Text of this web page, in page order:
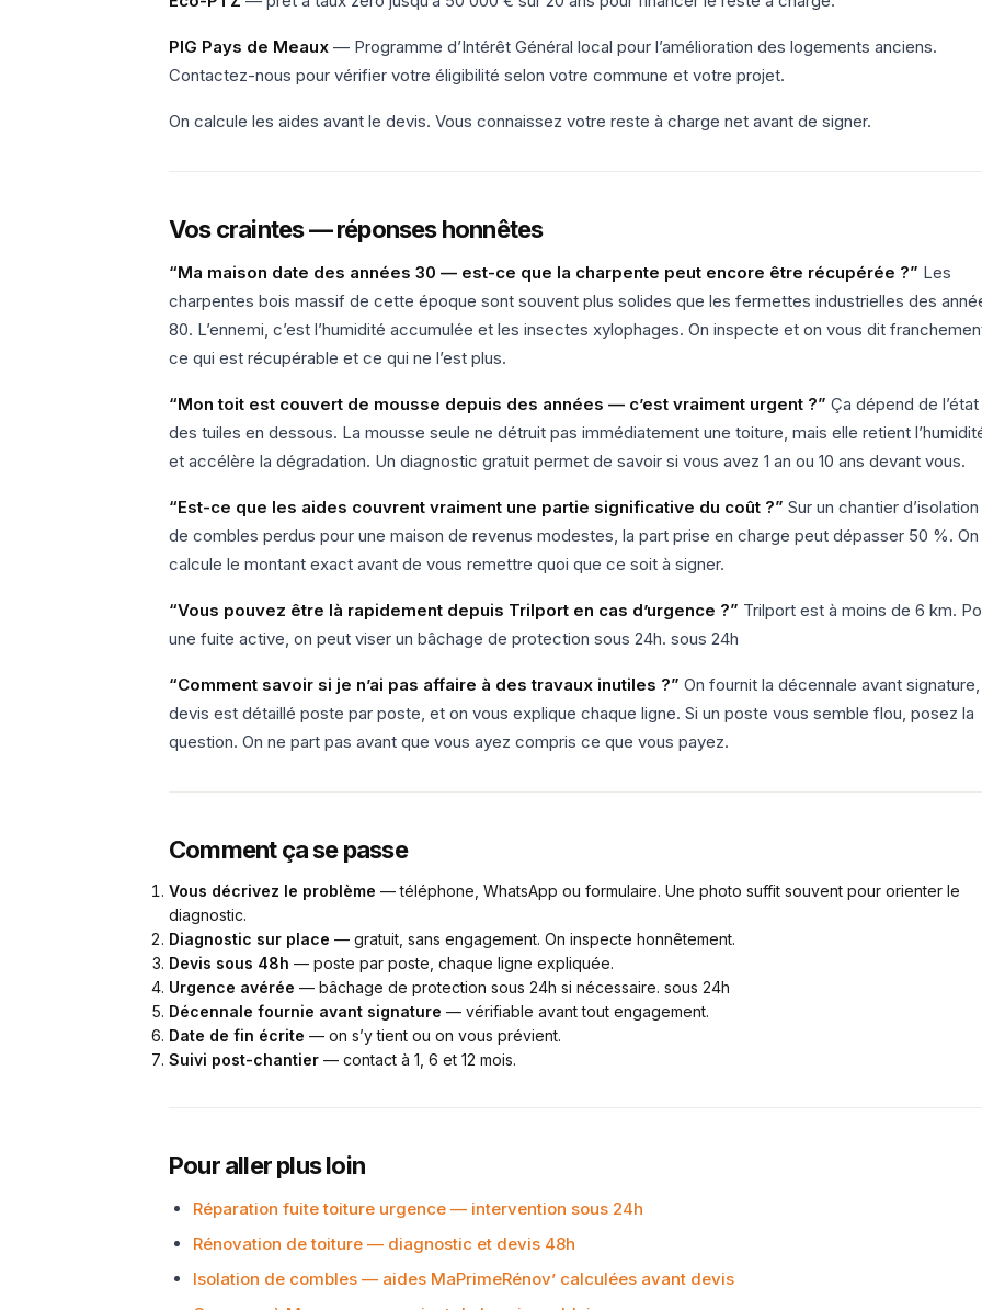
PIG Pays de Meaux — Programme d’Intérêt Général local pour l’amélioration des logements anciens.
Contactez-nous pour vérifier votre éligibilité selon votre commune et votre projet.
On calcule les aides avant le devis. Vous connaissez votre reste à charge net avant de signer.
Vos craintes — réponses honnêtes
“Ma maison date des années 30 — est-ce que la charpente peut encore être récupérée ?” Les
charpentes bois massif de cette époque sont souvent plus solides que les fermettes industrielles des
80. L’ennemi, c’est l’humidité accumulée et les insectes xylophages. On inspecte et on vous dit
ce qui est récupérable et ce qui ne l’est plus.
“Mon toit est couvert de mousse depuis des années — c’est vraiment urgent ?” Ça dépend de l’état
des tuiles en dessous. La mousse seule ne détruit pas immédiatement une toiture, mais elle retient
et accélère la dégradation. Un diagnostic gratuit permet de savoir si vous avez 1 an ou 10 ans devant vous.
“Est-ce que les aides couvrent vraiment une partie significative du coût ?” Sur un chantier d’isolation
de combles perdus pour une maison de revenus modestes, la part prise en charge peut dépasser 50 %. On
calcule le montant exact avant de vous remettre quoi que ce soit à signer.
“Vous pouvez être là rapidement depuis Trilport en cas d’urgence ?” Trilport est à moins de 6 km.
une fuite active, on peut viser un bâchage de protection sous 24h. sous 24h
“Comment savoir si je n’ai pas affaire à des travaux inutiles ?” On fournit la décennale avant
devis est détaillé poste par poste, et on vous explique chaque ligne. Si un poste vous semble flou, posez la
question. On ne part pas avant que vous ayez compris ce que vous payez.
Comment ça se passe
Vous décrivez le problème — téléphone, WhatsApp ou formulaire. Une photo suffit souvent pour orienter le
diagnostic.
Diagnostic sur place — gratuit, sans engagement. On inspecte honnêtement.
Devis sous 48h — poste par poste, chaque ligne expliquée.
Urgence avérée — bâchage de protection sous 24h si nécessaire. sous 24h
Décennale fournie avant signature — vérifiable avant tout engagement.
Date de fin écrite — on s’y tient ou on vous prévient.
Suivi post-chantier — contact à 1, 6 et 12 mois.
Pour aller plus loin
Réparation fuite toiture urgence — intervention sous 24h
Rénovation de toiture — diagnostic et devis 48h
Isolation de combles — aides MaPrimeRénov’ calculées avant devis